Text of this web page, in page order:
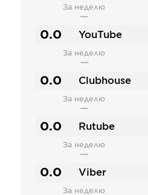
За неделю
—
0.0 YouTube
За неделю
—
0.0 Clubhouse
За неделю
—
0.0 Rutube
За неделю
—
0.0 Viber
За неделю